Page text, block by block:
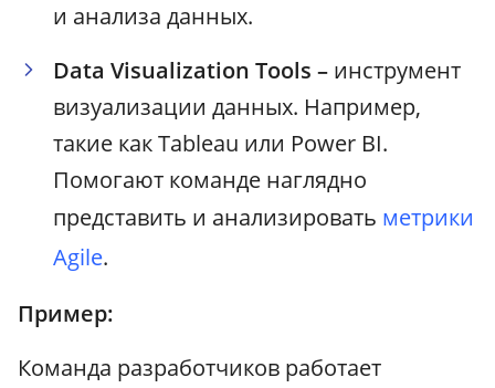
и анализа данных.
Data Visualization Tools – инструмент
визуализации данных. Например,
такие как Tableau или Power BI.
Помогают команде наглядно
представить и анализировать метрики
Agile.
Пример:
Команда разработчиков работает